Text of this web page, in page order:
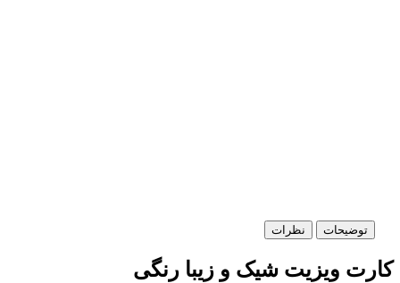
توضیحات نظرات
کارت ویزیت شیک و زیبا رنگی